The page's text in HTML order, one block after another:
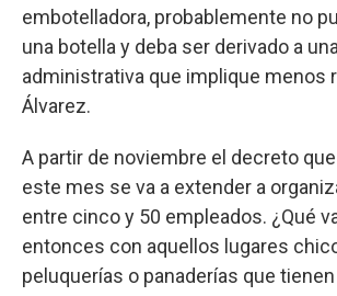
embotelladora, probablemente no
una botella y deba ser derivado a
administrativa que implique menos
Álvarez.
A partir de noviembre el decreto
este mes se va a extender a
entre cinco y 50 empleados. ¿Qué
entonces con aquellos lugares
peluquerías o panaderías que